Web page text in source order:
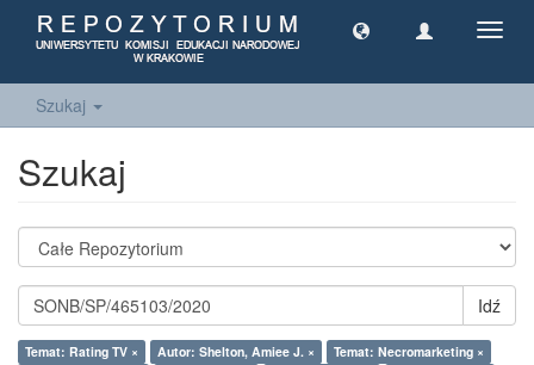
Szukaj
Szukaj
Idź
Temat: Rating TV × Autor: Shelton, Amiee J. ×
Temat: Necromarketing ×